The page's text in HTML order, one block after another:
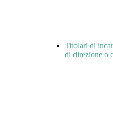
Titolari di
di direzione o